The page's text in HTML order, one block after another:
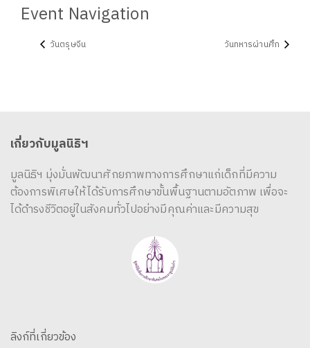
Event Navigation
วันตรุษจีน วันทหารผ่านศึก
เกี่ยวกับมูลนิธิฯ
มูลนิธิฯ มุ่งมั่นพัฒนาศักยภาพทางการศึกษาแก่เด็กที่มีความ
ต้องการพิเศษให้ได้รับการศึกษาขั้นพื้นฐานตามอัตภาพ เพื่อจะ
ได้ดำรงชีวิตอยู่ในสังคมทั่วไปอย่างมีคุณค่าและมีความสุข
ลิงก์ที่เกี่ยวข้อง